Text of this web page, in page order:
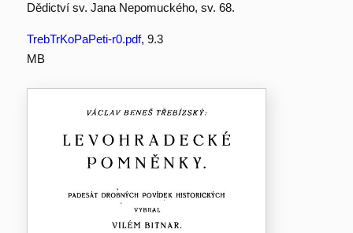
Dědictví sv. Jana Nepomuckého, sv. 68.
TrebTrKoPaPeti-r0.pdf, 9.3
MB